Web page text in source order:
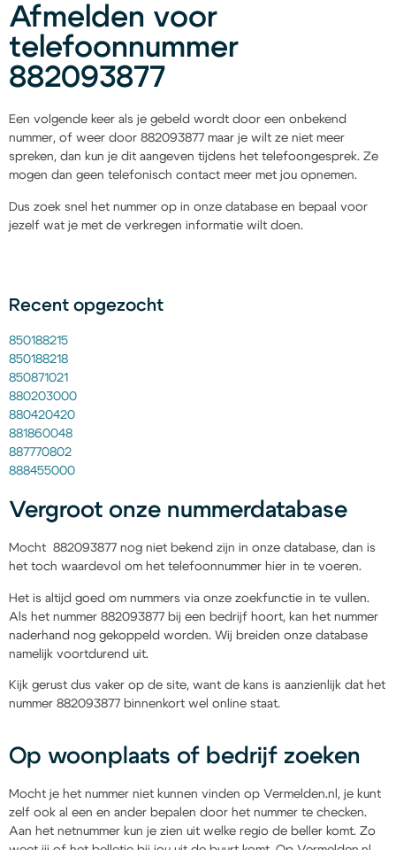
Afmelden voor
telefoonnummer
882093877
Een volgende keer als je gebeld wordt door een onbekend
nummer, of weer door 882093877 maar je wilt ze niet meer
spreken, dan kun je dit aangeven tijdens het telefoongesprek. Ze
mogen dan geen telefonisch contact meer met jou opnemen.
Dus zoek snel het nummer op in onze database en bepaal voor
jezelf wat je met de verkregen informatie wilt doen.
Recent opgezocht
850188215
850188218
850871021
880203000
880420420
881860048
887770802
888455000
Vergroot onze nummerdatabase
Mocht 882093877 nog niet bekend zijn in onze database, dan is
het toch waardevol om het telefoonnummer hier in te voeren.
Het is altijd goed om nummers via onze zoekfunctie in te vullen.
Als het nummer 882093877 bij een bedrijf hoort, kan het nummer
naderhand nog gekoppeld worden. Wij breiden onze database
namelijk voortdurend uit.
Kijk gerust dus vaker op de site, want de kans is aanzienlijk dat het
nummer 882093877 binnenkort wel online staat.
Op woonplaats of bedrijf zoeken
Mocht je het nummer niet kunnen vinden op Vermelden.nl, je kunt
zelf ook al een en ander bepalen door het nummer te checken.
Aan het netnummer kun je zien uit welke regio de beller komt. Zo